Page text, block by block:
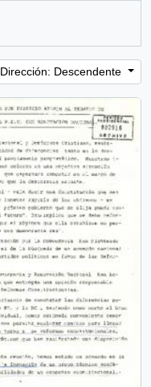
Dirección: Descendente